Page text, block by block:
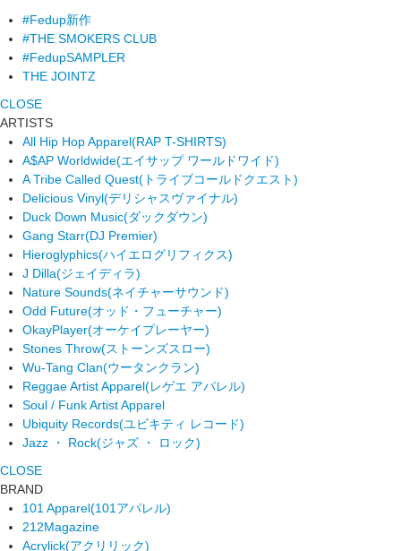
#Fedup新作
#THE SMOKERS CLUB
#FedupSAMPLER
THE JOINTZ
CLOSE
ARTISTS
All Hip Hop Apparel(RAP T-SHIRTS)
A$AP Worldwide(エイサップ ワールドワイド)
A Tribe Called Quest(トライブコールドクエスト)
Delicious Vinyl(デリシャスヴァイナル)
Duck Down Music(ダックダウン)
Gang Starr(DJ Premier)
Hieroglyphics(ハイエログリフィクス)
J Dilla(ジェイディラ)
Nature Sounds(ネイチャーサウンド)
Odd Future(オッド・フューチャー)
OkayPlayer(オーケイプレーヤー)
Stones Throw(ストーンズスロー)
Wu-Tang Clan(ウータンクラン)
Reggae Artist Apparel(レゲエ アパレル)
Soul / Funk Artist Apparel
Ubiquity Records(ユビキティ レコード)
Jazz ・ Rock(ジャズ ・ ロック)
CLOSE
BRAND
101 Apparel(101アパレル)
212Magazine
Acrylick(アクリリック)